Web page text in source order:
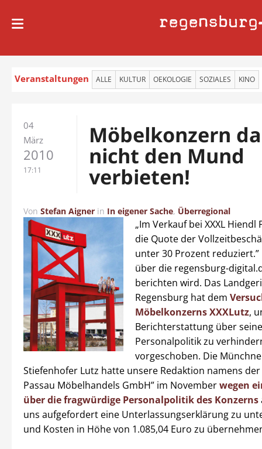
regensburg
Veranstaltungen ALLE KULTUR OEKOLOGIE SOZIALES KINO
04
März
2010
17:11
Möbelkonzern
nicht den Mund
verbieten!
Von Stefan Aigner in In eigener Sache, Überregional
„Im Verkauf bei XXXL Hiendl
die Quote der
unter 30 Prozent reduziert.”
über die regensburg-
berichten wird. Das
Regensburg hat dem
Möbelkonzerns XXXLutz,
Berichterstattung über seine
Personalpolitik zu
vorgeschoben. Die
Stiefenhofer Lutz hatte unsere Redaktion namens der
Passau Möbelhandels GmbH” im Novemberwegen
über die fragwürdige Personalpolitik des Konzerns
uns aufgefordert eine Unterlassungserklärung zu
und Kosten in Höhe von 1.085,04 Euro zu